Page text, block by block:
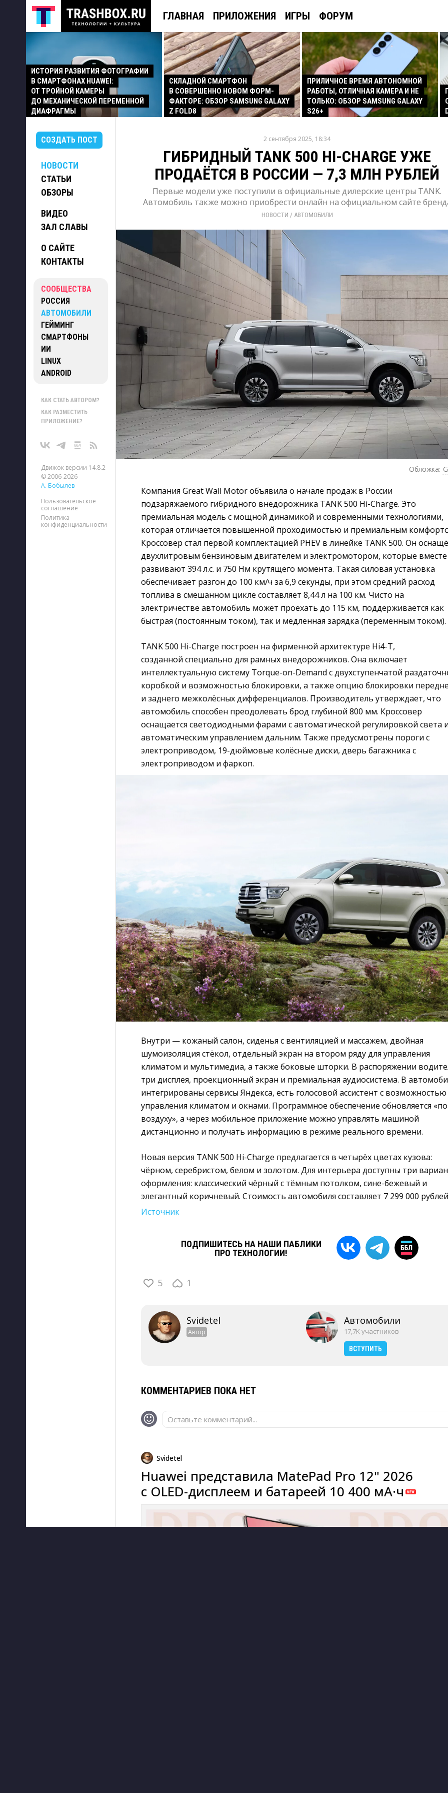
ГЛАВНАЯ ПРИЛОЖЕНИЯ ИГРЫ ФОРУМ
ИСТОРИЯ РАЗВИТИЯ ФОТОГРАФИИ
В СМАРТФОНАХ HUAWEI:
ОТ ТРОЙНОЙ КАМЕРЫ
ДО МЕХАНИЧЕСКОЙ ПЕРЕМЕННОЙ
ДИАФРАГМЫ
СКЛАДНОЙ СМАРТФОН
В СОВЕРШЕННО НОВОМ ФОРМ-
ФАКТОРЕ: ОБЗОР SAMSUNG GALAXY
Z FOLD8
ПРИЛИЧНОЕ ВРЕМЯ АВТОНОМНОЙ
РАБОТЫ, ОТЛИЧНАЯ КАМЕРА И НЕ
ТОЛЬКО: ОБЗОР SAMSUNG GALAXY
S26+
СОЗДАТЬ ПОСТ
НОВОСТИ
СТАТЬИ
ОБЗОРЫ
ВИДЕО
ЗАЛ СЛАВЫ
О САЙТЕ
КОНТАКТЫ
СООБЩЕСТВА
РОССИЯ
АВТОМОБИЛИ
ГЕЙМИНГ
СМАРТФОНЫ
ИИ
LINUX
ANDROID
КАК СТАТЬ АВТОРОМ?
КАК РАЗМЕСТИТЬ
ПРИЛОЖЕНИЕ?
Движок версии 14.8.2
© 2006-2026
А. Бобылев
Пользовательское
соглашение
Политика
конфиденциальности
2 сентября 2025, 18:34
ГИБРИДНЫЙ TANK 500 HI-CHARGE УЖЕ
ПРОДАЁТСЯ В РОССИИ — 7,3 МЛН РУБЛЕЙ
Первые модели уже поступили в официальные дилерские центры TANK.
Автомобиль также можно приобрести онлайн на официальном сайте
НОВОСТИ / АВТОМОБИЛИ
Обложка:
Компания Great Wall Motor объявила о начале продаж в России
подзаряжаемого гибридного внедорожника TANK 500 Hi-Charge. Это
премиальная модель с мощной динамикой и современными технологиями,
которая отличается повышенной проходимостью и премиальным
Кроссовер стал первой комплектацией PHEV в линейке TANK 500. Он
двухлитровым бензиновым двигателем и электромотором, которые вместе
развивают 394 л.с. и 750 Нм крутящего момента. Такая силовая установка
обеспечивает разгон до 100 км/ч за 6,9 секунды, при этом средний расход
топлива в смешанном цикле составляет 8,44 л на 100 км. Чисто на
электричестве автомобиль может проехать до 115 км, поддерживается как
быстрая (постоянным током), так и медленная зарядка (переменным током).
TANK 500 Hi-Charge построен на фирменной архитектуре Hi4-T,
созданной специально для рамных внедорожников. Она включает
интеллектуальную систему Torque-on-Demand с двухступенчатой
коробкой и возможностью блокировки, а также опцию блокировки
и заднего межколёсных дифференциалов. Производитель утверждает, что
автомобиль способен преодолевать брод глубиной 800 мм. Кроссовер
оснащается светодиодными фарами с автоматической регулировкой света и
автоматическим управлением дальним. Также предусмотрены пороги с
электроприводом, 19-дюймовые колёсные диски, дверь багажника с
электроприводом и фаркоп.
Внутри — кожаный салон, сиденья с вентиляцией и массажем, двойная
шумоизоляция стёкол, отдельный экран на втором ряду для управления
климатом и мультимедиа, а также боковые шторки. В распоряжении
три дисплея, проекционный экран и премиальная аудиосистема. В
интегрированы сервисы Яндекса, есть голосовой ассистент с возможностью
управления климатом и окнами. Программное обеспечение обновляется «по
воздуху», а через мобильное приложение можно управлять машиной
дистанционно и получать информацию в режиме реального времени.
Новая версия TANK 500 Hi-Charge предлагается в четырёх цветах кузова:
чёрном, серебристом, белом и золотом. Для интерьера доступны три
оформления: классический чёрный с тёмным потолком, сине-бежевый и
элегантный коричневый. Стоимость автомобиля составляет 7 299 000
Источник
ПОДПИШИТЕСЬ НА НАШИ ПАБЛИКИ
ПРО ТЕХНОЛОГИИ!
5 1
Svidetel
Автор
Автомобили
17,7K участников
ВСТУПИТЬ
КОММЕНТАРИЕВ ПОКА НЕТ
Оставьте комментарий...
Svidetel
Huawei представила MatePad Pro 12" 2026
с OLED-дисплеем и батареей 10 400 мА·ч